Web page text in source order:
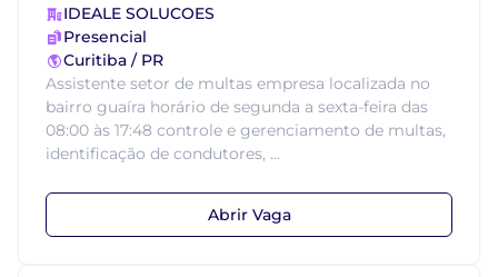
IDEALE SOLUCOES
Presencial
Curitiba / PR
Assistente setor de multas empresa localizada no
bairro guaíra horário de segunda a sexta-feira das
08:00 às 17:48 controle e gerenciamento de multas,
identificação de condutores, ...
Abrir Vaga